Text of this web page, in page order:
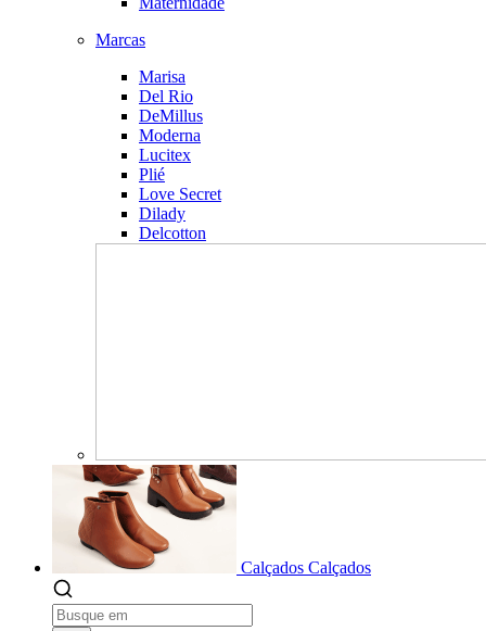
Marcas
Marisa
Del Rio
DeMillus
Moderna
Lucitex
Plié
Love Secret
Dilady
Delcotton
Calçados Calçados